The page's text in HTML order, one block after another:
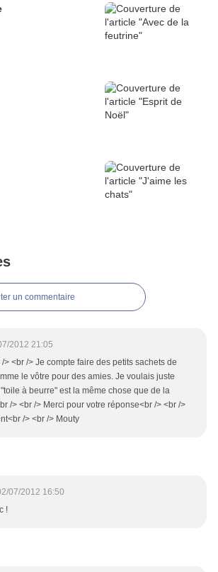
un commentaire
2012 21:05
/> <br /> Je compte faire des petits sachets de
le vôtre pour des amies. Je voulais juste
à beurre" est la même chose que de la
/> <br /> Merci pour votre réponse<br /> <br />
/> <br /> Mouty
07/2012 16:50
!